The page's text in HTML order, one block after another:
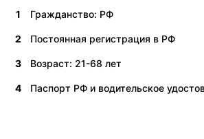
1 Гражданство: РФ
2 Постоянная регистрация в РФ
3 Возраст: 21-68 лет
4 Паспорт РФ и водительское